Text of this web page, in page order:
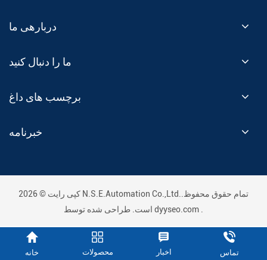
دربارهی ما
ما را دنبال کنید
برچسب های داغ
خبرنامه
کپی رایت © 2026 N.S.E.Automation Co.,Ltd..تمام حقوق محفوظ
dyyseo.com
خانه محصولات اخبار تماس